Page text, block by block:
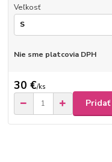
Veľkosť
Nie sme platcovia DPH
30 €/ks